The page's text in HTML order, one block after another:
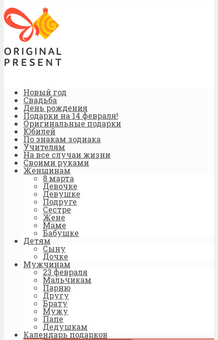
Новый год
Свадьба
День рождения
Подарки на 14 февраля!
Оригинальные подарки
Юбилей
По знакам зодиака
Учителям
На все случаи жизни
Своими руками
Женщинам
8 марта
Девочке
Девушке
Подруге
Сестре
Жене
Маме
Бабушке
Детям
Сыну
Дочке
Мужчинам
23 февраля
Мальчикам
Парню
Другу
Брату
Мужу
Папе
Дедушкам
Календарь подарков